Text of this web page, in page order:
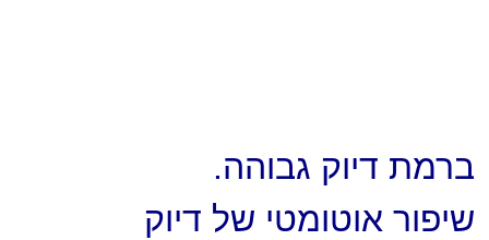
ברמת דיוק גבוהה.
שיפור אוטומטי של דיוק